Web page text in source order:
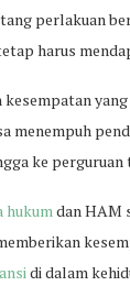
perlakuan
harus
menempuh
ke perguruan
hukumdan HAM
di dalam